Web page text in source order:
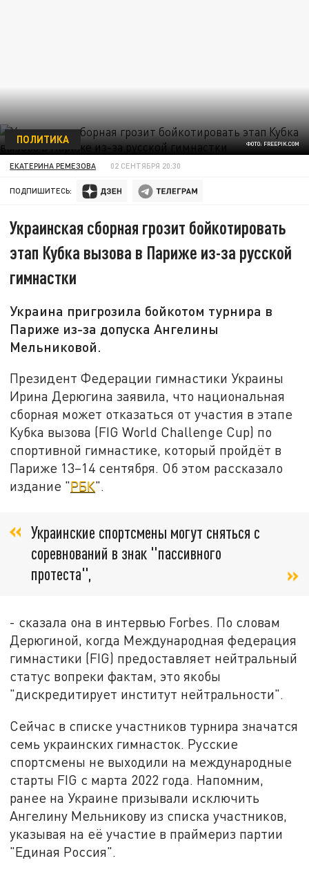
ФОТО: FREEPIK.COM
ПОЛИТИКА
ЕКАТЕРИНА РЕМЕЗОВА 02 СЕНТЯБРЯ 20:30
ПОДПИШИТЕСЬ:
Украинская сборная грозит бойкотировать
этап Кубка вызова в Париже из-за русской
гимнастки
Украина пригрозила бойкотом турнира в
Париже из-за допуска Ангелины
Мельниковой.
Президент Федерации гимнастики Украины
Ирина Дерюгина заявила, что национальная
сборная может отказаться от участия в этапе
Кубка вызова (FIG World Challenge Cup) по
спортивной гимнастике, который пройдёт в
Париже 13–14 сентября. Об этом рассказало
издание "РБК".
Украинские спортсмены могут сняться с
соревнований в знак "пассивного
протеста",
- сказала она в интервью Forbes. По словам
Дерюгиной, когда Международная федерация
гимнастики (FIG) предоставляет нейтральный
статус вопреки фактам, это якобы
"дискредитирует институт нейтральности".
Сейчас в списке участников турнира значатся
семь украинских гимнасток. Русские
спортсмены не выходили на международные
старты FIG с марта 2022 года. Напомним,
ранее на Украине призывали исключить
Ангелину Мельникову из списка участников,
указывая на её участие в праймериз партии
"Единая Россия".